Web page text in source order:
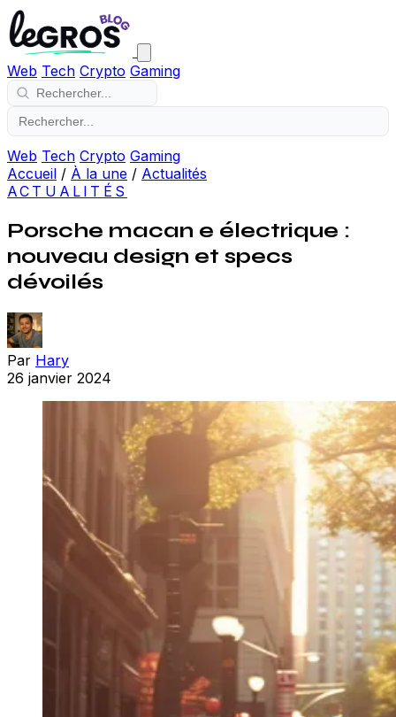
Web Tech Crypto Gaming
Web Tech Crypto Gaming
Accueil / À la une / Actualités
ACTUALITÉS
Porsche macan e électrique :
nouveau design et specs
dévoilés
Par Hary
26 janvier 2024